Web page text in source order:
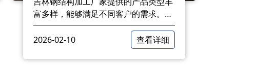
富多样，能够满足不同客户的需求。从
重型钢结构到轻型钢结构，从网架钢结
构到彩涂钢板钢结构，再到空间钢结
构、异形钢结构，以及C型钢和Z型钢，
每种产品都有其独特的特点和领域
2026-02-10 查看详细